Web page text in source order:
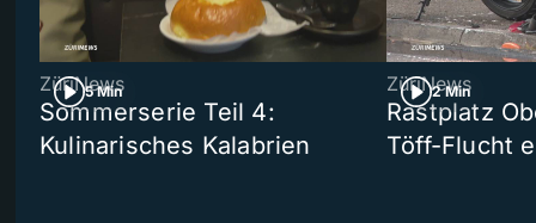
5 Min
ZüriNews
Sommerserie Teil 4:
Kulinarisches Kalabrien
2 Min
ZüriNews
Rastplatz
Töff-Flucht